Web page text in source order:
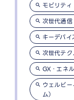
モビリティ
次世代通信
キーデバイ
次世代テク
GX・エネ
ウェルビ
ム）